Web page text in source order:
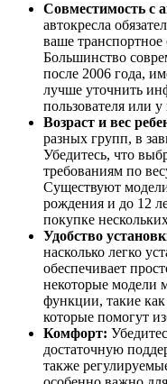
Совместимость с
автокресла
ваше транспортное
Большинство
после 2006 года,
лучше уточнить
пользователя или
Возраст и вес
разных групп, в
Убедитесь, что
требованиям по
Существуют
рождения и до 12
покупке
Удобство
насколько легко
обеспечивает
некоторые модели
функции, такие
которые помогут
Комфорт:
достаточную
также